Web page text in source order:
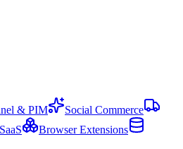
& PIM
Social Commerce
Browser Extensions